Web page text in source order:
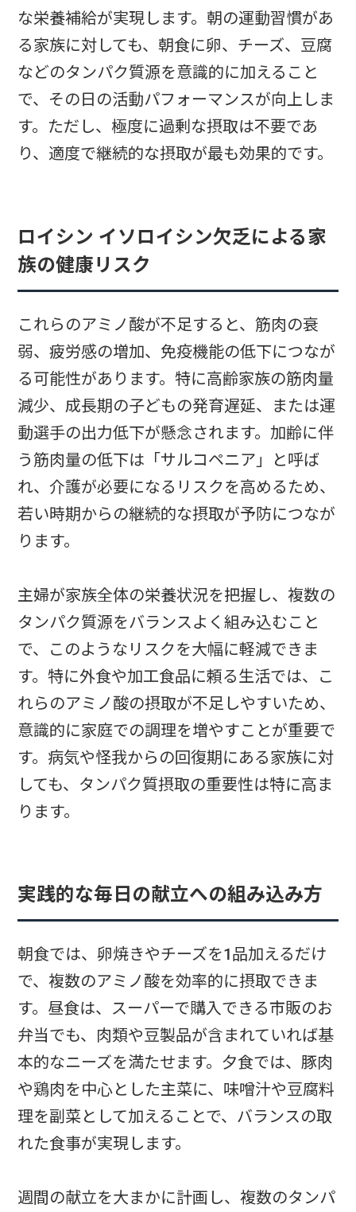
な栄養補給が実現します。朝の運動習慣があ
る家族に対しても、朝食に卵、チーズ、豆腐
などのタンパク質源を意識的に加えること
で、その日の活動パフォーマンスが向上しま
す。ただし、極度に過剰な摂取は不要であ
り、適度で継続的な摂取が最も効果的です。
ロイシン イソロイシン欠乏による家
族の健康リスク
これらのアミノ酸が不足すると、筋肉の衰
弱、疲労感の増加、免疫機能の低下につなが
る可能性があります。特に高齢家族の筋肉量
減少、成長期の子どもの発育遅延、または運
動選手の出力低下が懸念されます。加齢に伴
う筋肉量の低下は「サルコペニア」と呼ば
れ、介護が必要になるリスクを高めるため、
若い時期からの継続的な摂取が予防につなが
ります。
主婦が家族全体の栄養状況を把握し、複数の
タンパク質源をバランスよく組み込むこと
で、このようなリスクを大幅に軽減できま
す。特に外食や加工食品に頼る生活では、こ
れらのアミノ酸の摂取が不足しやすいため、
意識的に家庭での調理を増やすことが重要で
す。病気や怪我からの回復期にある家族に対
しても、タンパク質摂取の重要性は特に高ま
ります。
実践的な毎日の献立への組み込み方
朝食では、卵焼きやチーズを1品加えるだけ
で、複数のアミノ酸を効率的に摂取できま
す。昼食は、スーパーで購入できる市販のお
弁当でも、肉類や豆製品が含まれていれば基
本的なニーズを満たせます。夕食では、豚肉
や鶏肉を中心とした主菜に、味噌汁や豆腐料
理を副菜として加えることで、バランスの取
れた食事が実現します。
週間の献立を大まかに計画し、複数のタンパ